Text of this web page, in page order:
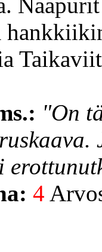
"On
4